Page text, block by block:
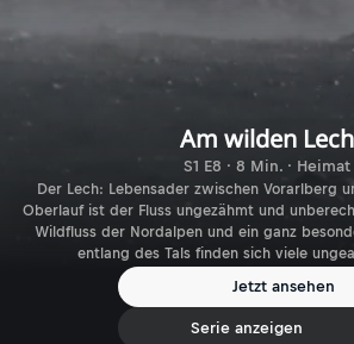
Am wilden Lech
S1 E8 · 8 Min. · Heimat
Der Lech: Lebensader zwischen Vorarlberg
Oberlauf ist der Fluss ungezähmt und
Wildfluss der Nordalpen und ein ganz
entlang des Tals finden sich viele
Jetzt ansehen
Serie anzeigen